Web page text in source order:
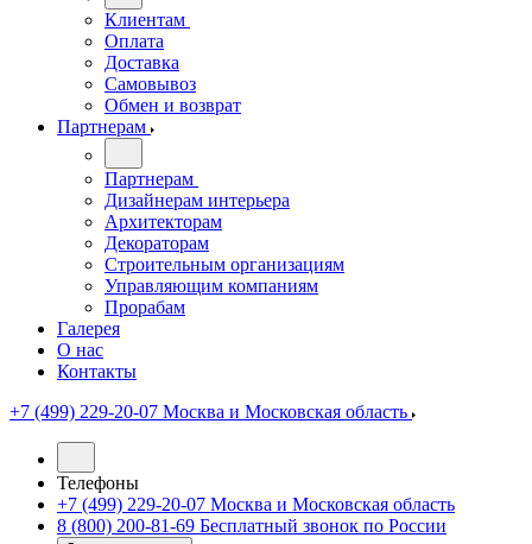
Клиентам
Оплата
Доставка
Самовывоз
Обмен и возврат
Партнерам
Партнерам
Дизайнерам интерьера
Архитекторам
Декораторам
Строительным организациям
Управляющим компаниям
Прорабам
Галерея
О нас
Контакты
+7 (499) 229-20-07 Москва и Московская область
Телефоны
+7 (499) 229-20-07 Москва и Московская область
8 (800) 200-81-69 Бесплатный звонок по России